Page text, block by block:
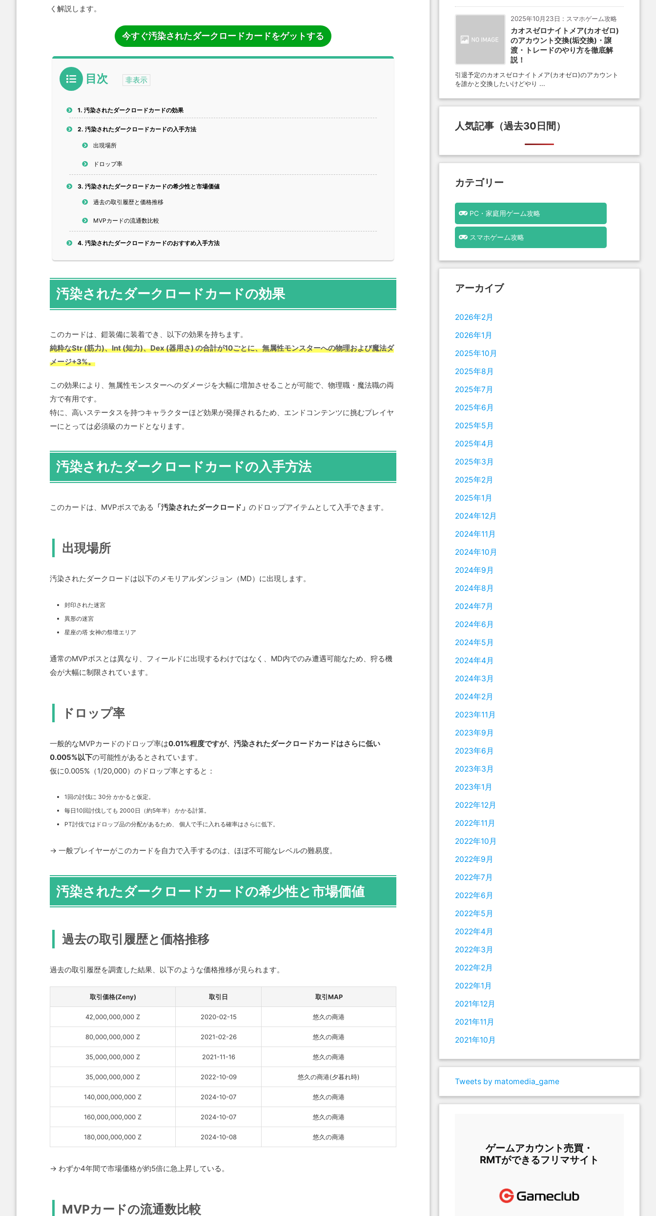
く解説します。
今すぐ汚染されたダークロードカードをゲットする
目次
1. 汚染されたダークロードカードの効果
2. 汚染されたダークロードカードの入手方法
出現場所
ドロップ率
3. 汚染されたダークロードカードの希少性と市場価値
過去の取引履歴と価格推移
MVPカードの流通数比較
4. 汚染されたダークロードカードのおすすめ入手方法
汚染されたダークロードカードの効果
このカードは、鎧装備に装着でき、以下の効果を持ちます。
純粋なStr (筋力)、Int (知力)、Dex (器用さ) の合計が10ごとに、無属性モンスターへの物理および魔法ダ
メージ+3%。
この効果により、無属性モンスターへのダメージを大幅に増加させることが可能で、物理職・魔法職の両
方で有用です。
特に、高いステータスを持つキャラクターほど効果が発揮されるため、エンドコンテンツに挑むプレイヤ
ーにとっては必須級のカードとなります。
汚染されたダークロードカードの入手方法
このカードは、MVPボスである 「汚染されたダークロード」 のドロップアイテムとして入手できます。
出現場所
汚染されたダークロードは以下のメモリアルダンジョン（MD）に出現します。
封印された迷宮
異形の迷宮
星座の塔 女神の祭壇エリア
通常のMVPボスとは異なり、フィールドに出現するわけではなく、MD内でのみ遭遇可能なため、狩る機
会が大幅に制限されています。
ドロップ率
一般的なMVPカードのドロップ率は0.01%程度ですが、汚染されたダークロードカードはさらに低い
0.005%以下の可能性があるとされています。
仮に0.005%（1/20,000）のドロップ率とすると：
1回の討伐に 30分 かかると仮定。
毎日10回討伐しても 2000日（約5年半） かかる計算。
PT討伐ではドロップ品の分配があるため、 個人で手に入れる確率はさらに低下。
→ 一般プレイヤーがこのカードを自力で入手するのは、ほぼ不可能なレベルの難易度。
汚染されたダークロードカードの希少性と市場価値
過去の取引履歴と価格推移
過去の取引履歴を調査した結果、以下のような価格推移が見られます。
取引価格(Zeny) 取引日 取引MAP
42,000,000,000 Z 2020-02-15 悠久の商港
80,000,000,000 Z 2021-02-26 悠久の商港
35,000,000,000 Z 2021-11-16 悠久の商港
35,000,000,000 Z 2022-10-09 悠久の商港(夕暮れ時)
140,000,000,000 Z 2024-10-07 悠久の商港
160,000,000,000 Z 2024-10-07 悠久の商港
180,000,000,000 Z 2024-10-08 悠久の商港
→ わずか4年間で市場価格が約5倍に急上昇している。
MVPカードの流通数比較
2025年10月23日 : スマホゲーム攻略
カオスゼロナイトメア(カオゼロ)
のアカウント交換(垢交換)・譲
渡・トレードのやり方を徹底解
説！
引退予定のカオスゼロナイトメア(カオゼロ)のアカウント
を誰かと交換したいけどやり ...
人気記事（過去30日間）
カテゴリー
PC・家庭用ゲーム攻略
スマホゲーム攻略
アーカイブ
2026年2月
2026年1月
2025年10月
2025年8月
2025年7月
2025年6月
2025年5月
2025年4月
2025年3月
2025年2月
2025年1月
2024年12月
2024年11月
2024年10月
2024年9月
2024年8月
2024年7月
2024年6月
2024年5月
2024年4月
2024年3月
2024年2月
2023年11月
2023年9月
2023年6月
2023年3月
2023年1月
2022年12月
2022年11月
2022年10月
2022年9月
2022年7月
2022年6月
2022年5月
2022年4月
2022年3月
2022年2月
2022年1月
2021年12月
2021年11月
2021年10月
Tweets by matomedia_game
ゲームアカウント売買・
RMTができるフリマサイト